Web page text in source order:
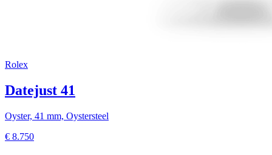
Rolex
Datejust 41
Oyster, 41 mm, Oystersteel
€ 8.750